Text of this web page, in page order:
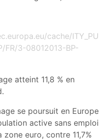
cache/ITY_PU
FR/3-08012013-BP-
atteint 11,8 % en
se poursuit en Europe
active sans emploi
euro, contre 11,7%